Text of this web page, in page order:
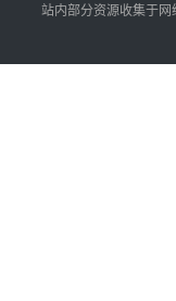
站内部分资源收集于网